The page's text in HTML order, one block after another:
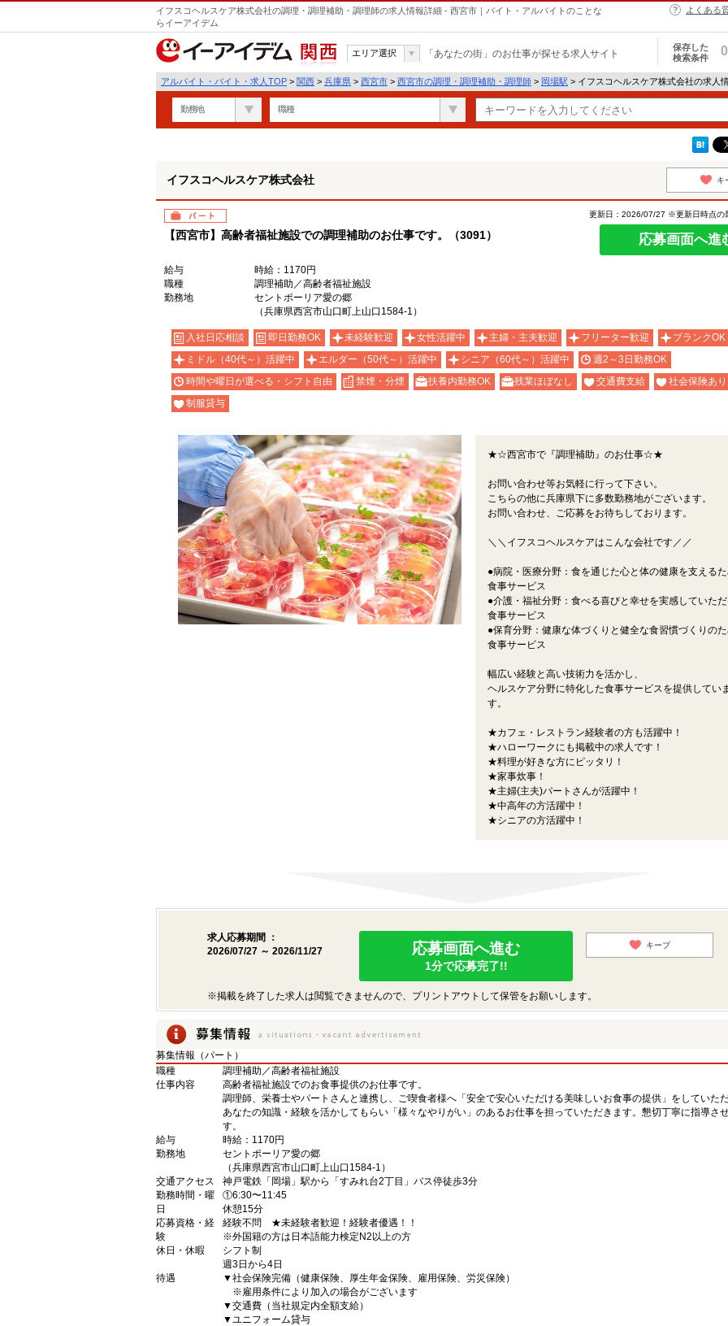
イフスコヘルスケア株式会社の調理・調理補助・調理師の求人情報詳細 - 西宮市｜バイト・アルバイトのことな
らイーアイデム
よくある
関西
エリア選択 「あなたの街」のお仕事が探せる求人サイト
保存した
検索条件
0
アルバイト・バイト・求人TOP > 関西 > 兵庫県 > 西宮市 > 西宮市の調理・調理補助・調理師 > 岡場駅 > イフスコヘルスケア株式会社の求人
勤務地 職種
イフスコヘルスケア株式会社 キ
パート
【西宮市】高齢者福祉施設での調理補助のお仕事です。（3091）
更新日：2026/07/27 ※更新日時点の
応募画面へ進
給与
時給：1170円
職種
調理補助／高齢者福祉施設
勤務地
セントポーリア愛の郷
（兵庫県西宮市山口町上山口1584-1）
入社日応相談 即日勤務OK 未経験歓迎 女性活躍中 主婦・主夫歓迎 フリーター歓迎
ブランクOK
ミドル（40代～）活躍中
エルダー（50代～）活躍中 シニア（60代～）活躍中
週2～3日勤務OK
時間や曜日が選べる・シフト自由
禁煙・分煙 扶養内勤務OK 残業ほぼなし 交通費支給
社会保険あり
制服貸与
★☆西宮市で『調理補助』のお仕事☆★
お問い合わせ等お気軽に行って下さい。
こちらの他に兵庫県下に多数勤務地がございます。
お問い合わせ、ご応募をお待ちしております。
＼＼イフスコヘルスケアはこんな会社です／／
●病院・医療分野：食を通じた心と体の健康を支える
食事サービス
●介護・福祉分野：食べる喜びと幸せを実感していた
食事サービス
●保育分野：健康な体づくりと健全な食習慣づくりの
食事サービス
幅広い経験と高い技術力を活かし、
ヘルスケア分野に特化した食事サービスを提供していま
す。
★カフェ・レストラン経験者の方も活躍中！
★ハローワークにも掲載中の求人です！
★料理が好きな方にピッタリ！
★家事炊事！
★主婦(主夫)パートさんが活躍中！
★中高年の方活躍中！
★シニアの方活躍中！
求人応募期間 ：
2026/07/27 ～ 2026/11/27
応募画面へ進む
1分で応募完了!!
キープ
※掲載を終了した求人は閲覧できませんので、プリントアウトして保管をお願いします。
募集情報（パート）
職種
調理補助／高齢者福祉施設
仕事内容
高齢者福祉施設でのお食事提供のお仕事です。
調理師、栄養士やパートさんと連携し、ご喫食者様へ「安全で安心いただける美味しいお食事の提供」をしていただ
あなたの知識・経験を活かしてもらい「様々なやりがい」のあるお仕事を担っていただきます。懇切丁寧に指導さ
す。
給与
時給：1170円
勤務地
セントポーリア愛の郷
（兵庫県西宮市山口町上山口1584-1）
交通アクセス
神戸電鉄「岡場」駅から「すみれ台2丁目」バス停徒歩3分
勤務時間・曜
日
①6:30〜11:45
休憩15分
応募資格・経
験
経験不問 ★未経験者歓迎！経験者優遇！！
※外国籍の方は日本語能力検定N2以上の方
休日・休暇
シフト制
週3日から4日
待遇
▼社会保険完備（健康保険、厚生年金保険、雇用保険、労災保険）
※雇用条件により加入の場合がございます
▼交通費（当社規定内全額支給）
▼ユニフォーム貸与